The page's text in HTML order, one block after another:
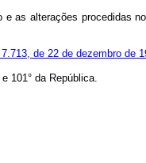
as alterações procedidas
de 22 de dezembro de
101° da República.